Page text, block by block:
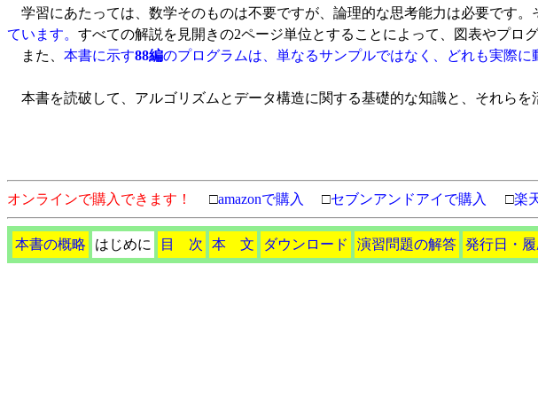
学習にあたっては、数学そのものは不要ですが、論理的な思考能力は必要です。
ています。 すべての解説を見開きの2ページ単位とすることによって、図表やプロ
また、 本書に示す88編のプログラムは、単なるサンプルではなく、どれも実際に
本書を読破して、アルゴリズムとデータ構造に関する基礎的な知識と、それらを
オンラインで購入できます！ □amazonで購入 □セブンアンドアイで購入 □楽
本書の概略 はじめに 目 次 本 文 ダウンロード 演習問題の解答 発行日・